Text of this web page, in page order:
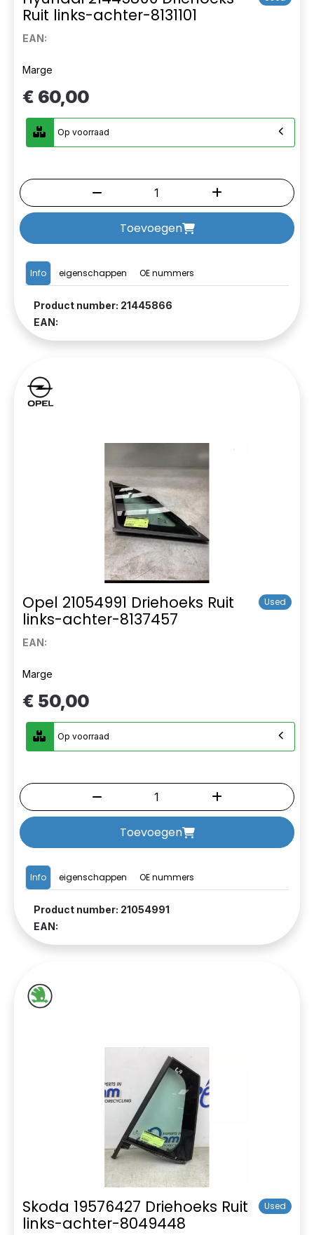
Ruit links-achter-8131101
EAN:
Info eigenschappen OE nummers
Product number: 21445866
EAN:
Marge
€ 60,00
Op voorraad
Toevoegen
Opel 21054991 Driehoeks Ruit
links-achter-8137457
Used
EAN:
Info eigenschappen OE nummers
Product number: 21054991
EAN:
Marge
€ 50,00
Op voorraad
Toevoegen
Skoda 19576427 Driehoeks Ruit
links-achter-8049448
Used